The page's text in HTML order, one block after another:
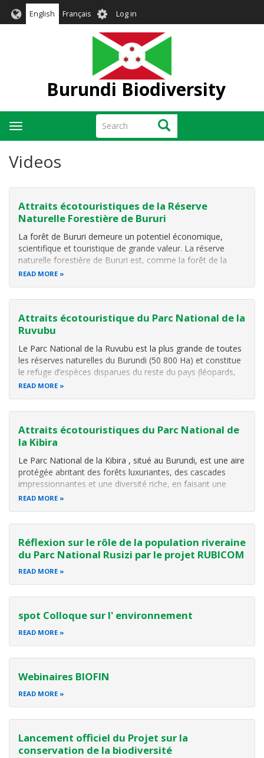
English Français User
account
menu
Log in
Burundi Biodiversity
Search Search
Toggle
navigation
Videos
Attraits écotouristiques de la Réserve
Naturelle Forestière de Bururi
La forêt de Bururi demeure un potentiel économique,
scientifique et touristique de grande valeur. La réserve
naturelle forestière de Bururi est, comme la forêt de la
Kibira, une forêt tropicale humide de montagne riche en
READ MORE
Attraits écotouristique du Parc National de la
Ruvubu
Le Parc National de la Ruvubu est la plus grande de toutes
les réserves naturelles du Burundi (50 800 Ha) et constitue
le refuge d’espèces disparues du reste du pays (léopards,
pangolins, hyènes, colobe-bai et 26 espèces d’oiseaux sur
READ MORE
Attraits écotouristiques du Parc National de
la Kibira
Le Parc National de la Kibira , situé au Burundi, est une aire
protégée abritant des forêts luxuriantes, des cascades
impressionnantes et une diversité riche, en faisant une
destination unique pour les amoureux de la nature.
READ MORE
Réflexion sur le rôle de la population riveraine
du Parc National Rusizi par le projet RUBICOM
READ MORE
spot Colloque sur l' environnement
READ MORE
Webinaires BIOFIN
READ MORE
Lancement officiel du Projet sur la
conservation de la biodiversité